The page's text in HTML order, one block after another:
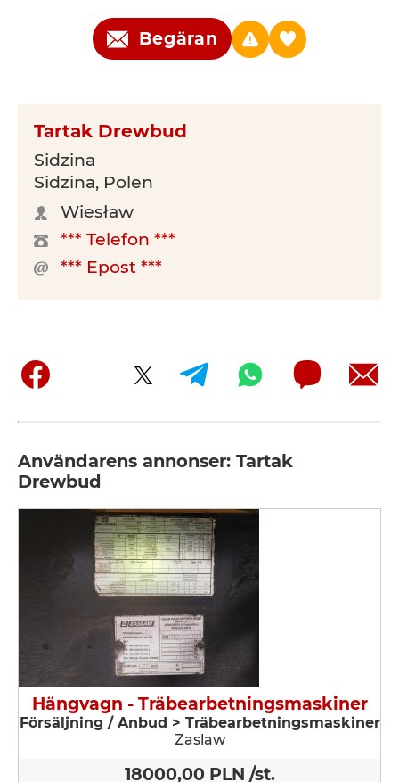
Begäran
Tartak Drewbud
Sidzina
Sidzina, Polen
Wiesław
*** Telefon ***
*** Epost ***
Användarens annonser: Tartak
Drewbud
Hängvagn - Träbearbetningsmaskiner
Försäljning / Anbud > Träbearbetningsmaskiner
Zaslaw
18000,00 PLN /st.